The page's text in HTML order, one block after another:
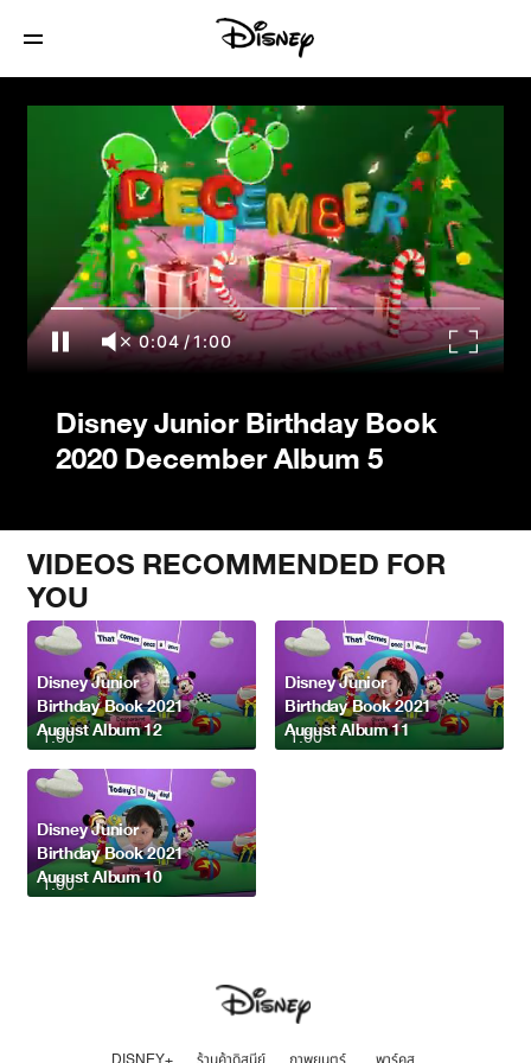
Disney Junior Birthday Book 2020
December Album 5
0:04/1:00
Disney Junior Birthday Book
2020 December Album 5
VIDEOS RECOMMENDED FOR
YOU
1:00
Disney Junior
Birthday Book 2021
August Album 12
1:00
Disney Junior
Birthday Book 2021
August Album 11
1:00
Disney Junior
Birthday Book 2021
August Album 10